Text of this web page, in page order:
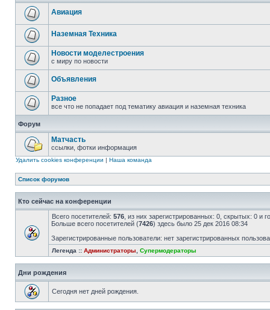
Авиация
Наземная Техника
Новости моделестроения
с миру по новости
Объявления
Разное
все что не попадает под тематику авиация и наземная техника
Форум
Матчасть
ссылки, фотки информация
Удалить cookies конференции | Наша команда
Список форумов
Кто сейчас на конференции
Всего посетителей: 576 , из них зарегистрированных: 0, скрытых: 0 и
Больше всего посетителей (7426) здесь было 25 дек 2016 08:34
Зарегистрированные пользователи: нет зарегистрированных
Легенда :: Администраторы Супермодераторы
Дни рождения
Сегодня нет дней рождения.